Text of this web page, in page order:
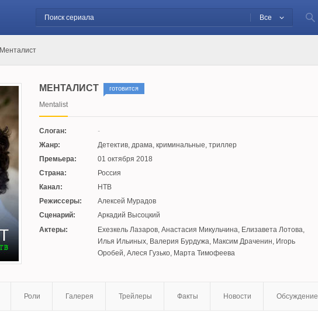
Все
Менталист
МЕНТАЛИСТ готовится
Mentalist
Слоган:
Жанр:
Детектив, драма, криминальные, триллер
Премьера:
01 октября 2018
Страна:
Россия
Канал:
НТВ
Режиссеры:
Алексей Мурадов
Сценарий:
Аркадий Высоцкий
Актеры:
Ехезкель Лазаров, Анастасия Микульчина, Елизавета Лотова,
Илья Ильиных, Валерия Бурдужа, Максим Драченин, Игорь
Оробей, Алеся Гузько, Марта Тимофеева
Роли Галерея Трейлеры Факты Новости Обсуждение